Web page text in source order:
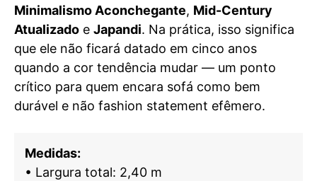
Minimalismo Aconchegante, Mid-Century
Atualizado e Japandi. Na prática, isso significa
que ele não ficará datado em cinco anos
quando a cor tendência mudar — um ponto
crítico para quem encara sofá como bem
durável e não fashion statement efêmero.
Medidas:
• Largura total: 2,40 m